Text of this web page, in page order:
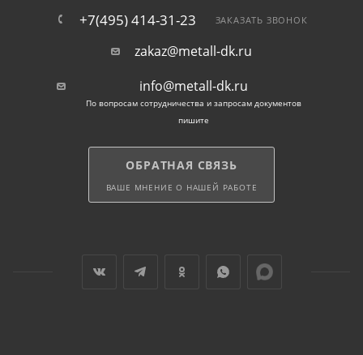
+7(495) 414-31-23 ЗАКАЗАТЬ ЗВОНОК
zakaz@metall-dk.ru
info@metall-dk.ru
По вопросам сотрудничества и запросам документов
пишите
ОБРАТНАЯ СВЯЗЬ
ВАШЕ МНЕНИЕ О НАШЕЙ РАБОТЕ